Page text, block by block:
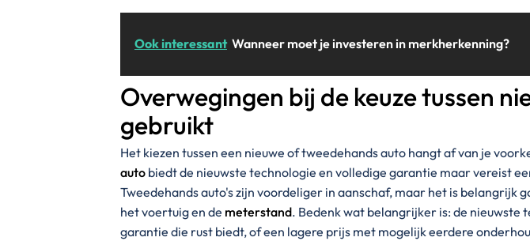
Ook interessant Wanneer moet je investeren in merkherkenning?
Overwegingen bij de keuze tussen
gebruikt
Het kiezen tussen een nieuwe of tweedehands auto hangt af van je
auto biedt de nieuwste technologie en volledige garantie maar vereist
Tweedehands auto's zijn voordeliger in aanschaf, maar het is belangrijk
het voertuig en de meterstand. Bedenk wat belangrijker is: de nieuwste
garantie die rust biedt, of een lagere prijs met mogelijk eerdere